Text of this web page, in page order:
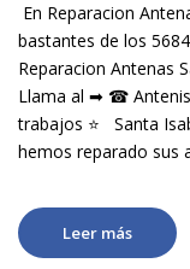
En Reparacion
bastantes de los
Reparacion Antenas
Llama al ➡ ☎
trabajos ⭐ Santa
hemos reparado sus
Leer más